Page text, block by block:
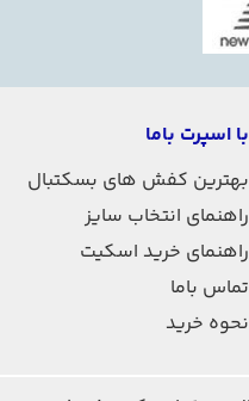
با اسپرت باما
بهترین کفش های بسکتبال
راهنمای انتخاب سایز
راهنمای خرید اسکیت
تماس باما
نحوه خرید